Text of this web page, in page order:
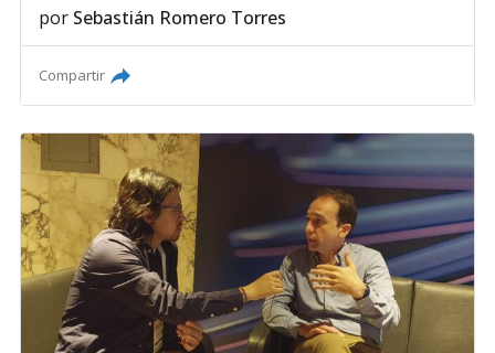
por Sebastián Romero Torres
Compartir